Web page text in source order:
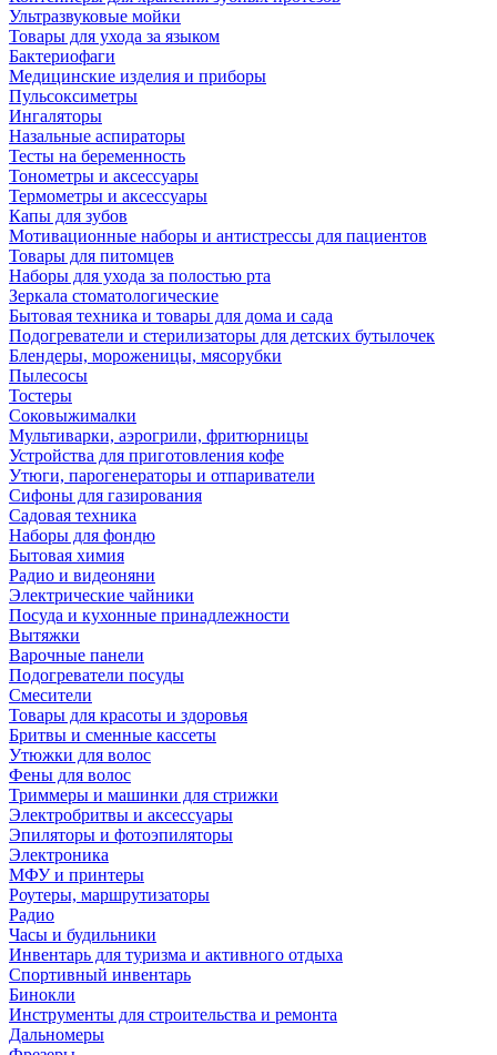
Ультразвуковые мойки
Товары для ухода за языком
Бактериофаги
Медицинские изделия и приборы
Пульсоксиметры
Ингаляторы
Назальные аспираторы
Тесты на беременность
Тонометры и аксессуары
Термометры и аксессуары
Капы для зубов
Мотивационные наборы и антистрессы для пациентов
Товары для питомцев
Наборы для ухода за полостью рта
Зеркала стоматологические
Бытовая техника и товары для дома и сада
Подогреватели и стерилизаторы для детских бутылочек
Блендеры, мороженицы, мясорубки
Пылесосы
Тостеры
Соковыжималки
Мультиварки, аэрогрили, фритюрницы
Устройства для приготовления кофе
Утюги, парогенераторы и отпариватели
Сифоны для газирования
Садовая техника
Наборы для фондю
Бытовая химия
Радио и видеоняни
Электрические чайники
Посуда и кухонные принадлежности
Вытяжки
Варочные панели
Подогреватели посуды
Смесители
Товары для красоты и здоровья
Бритвы и сменные кассеты
Утюжки для волос
Фены для волос
Триммеры и машинки для стрижки
Электробритвы и аксессуары
Эпиляторы и фотоэпиляторы
Электроника
МФУ и принтеры
Роутеры, маршрутизаторы
Радио
Часы и будильники
Инвентарь для туризма и активного отдыха
Спортивный инвентарь
Бинокли
Инструменты для строительства и ремонта
Дальномеры